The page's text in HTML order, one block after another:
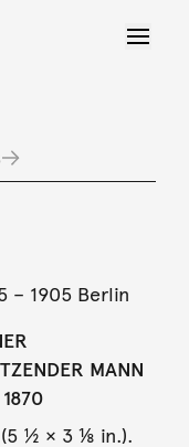
– 1905 Berlin
MANN
½ × 3 ⅛ in.).